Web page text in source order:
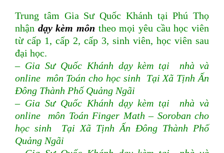
Trung tâm Gia Sư Quốc Khánh tại Phú Thọ
nhận dạy kèm môn theo mọi yêu cầu học viên
từ cấp 1, cấp 2, cấp 3, sinh viên, học viên sau
đại học.
– Gia Sư Quốc Khánh dạy kèm tại nhà và
online môn Toán cho học sinh Tại Xã Tịnh Ấn
Đông Thành Phố Quảng Ngãi
– Gia Sư Quốc Khánh dạy kèm tại nhà và
online môn Toán Finger Math – Soroban cho
học sinh Tại Xã Tịnh Ấn Đông Thành Phố
Quảng Ngãi